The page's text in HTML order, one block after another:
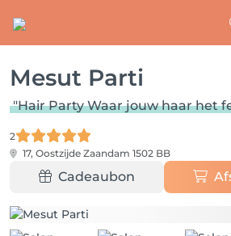
Mesut Parti
"Hair Party Waar jouw haar het
2
17, Oostzijde Zaandam 1502 BB
Cadeaubon